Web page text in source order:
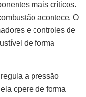
mais críticos.
acontece. O
e controles de
de forma
regula a pressão
opere de forma